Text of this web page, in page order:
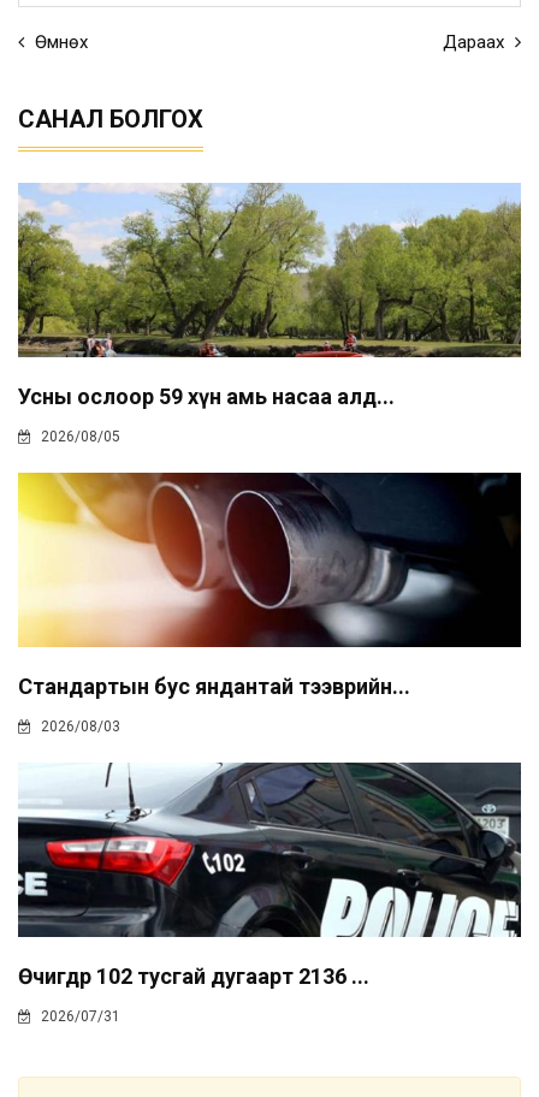
Өмнөх Дараах
САНАЛ БОЛГОХ
Усны ослоор 59 хүн амь насаа алд...
2026/08/05
Стандартын бус яндантай тээврийн...
2026/08/03
Өчигдөр 102 тусгай дугаарт 2136 ...
2026/07/31